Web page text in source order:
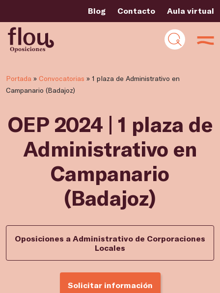
Blog Contacto Aula virtual
Portada » Convocatorias » 1 plaza de Administrativo en
Campanario (Badajoz)
OEP 2024 | 1 plaza de
Administrativo en
Campanario
(Badajoz)
Oposiciones a Administrativo de Corporaciones
Locales
Solicitar información